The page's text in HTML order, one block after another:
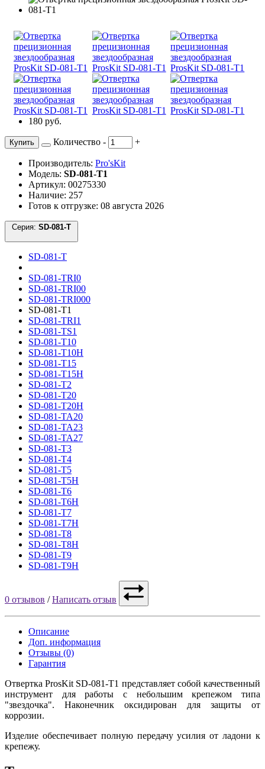
180 руб.
Купить Количество - +
Производитель: Pro'sKit
Модель: SD-081-T1
Артикул: 00275330
Наличие: 257
Готов к отгрузке: 08 августа 2026
Серия:
SD-081-T
SD-081-TRI0
SD-081-TRI00
SD-081-TRI000
SD-081-T1
SD-081-TRI1
SD-081-TS1
SD-081-T10
SD-081-T10H
SD-081-T15
SD-081-T15H
SD-081-T2
SD-081-T20
SD-081-T20H
SD-081-TA20
SD-081-TA23
SD-081-TA27
SD-081-T3
SD-081-T4
SD-081-T5
SD-081-T5H
SD-081-T6
SD-081-T6H
SD-081-T7
SD-081-T7H
SD-081-T8
SD-081-T8H
SD-081-T9
SD-081-T9H
0 отзывов /Написать отзыв
Описание
Доп. информация
Отзывы (0)
Гарантия
Отвертка ProsKit SD-081-T1 представляет собой качественный
инструмент для работы с небольшим крепежом типа
"звездочка". Наконечник оксидирован для защиты от
коррозии.
Изделие обеспечивает полную передачу усилия от ладони к
крепежу.